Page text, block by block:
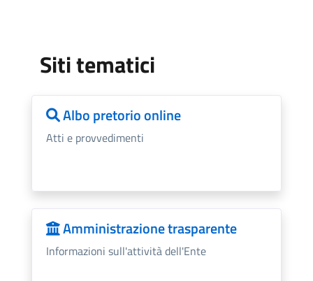
Siti tematici
Albo pretorio online
Atti e provvedimenti
Amministrazione trasparente
Informazioni sull'attività dell'Ente